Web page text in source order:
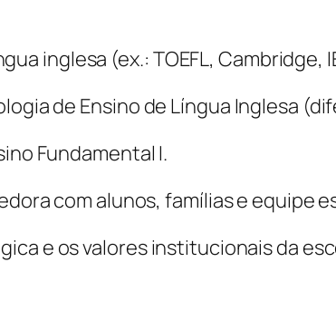
inglesa (ex.: TOEFL, Cambridge,
de Ensino de Língua Inglesa
Fundamental I.
com alunos, famílias e equipe
e os valores institucionais da